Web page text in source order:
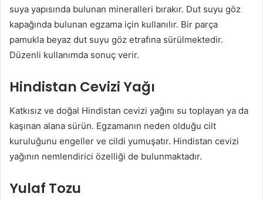
suya yapısında bulunan mineralleri bırakır. Dut suyu göz
kapağında bulunan egzama için kullanılır. Bir parça
pamukla beyaz dut suyu göz etrafına sürülmektedir.
Düzenli kullanımda sonuç verir.
Hindistan Cevizi Yağı
Katkısız ve doğal Hindistan cevizi yağını su toplayan ya da
kaşınan alana sürün. Egzamanın neden olduğu cilt
kuruluğunu engeller ve cildi yumuşatır. Hindistan cevizi
yağının nemlendirici özelliği de bulunmaktadır.
Yulaf Tozu